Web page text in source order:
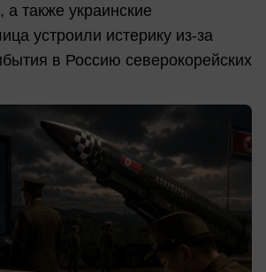
также украинские
устроили истерику из-за
в Россию северокорейских